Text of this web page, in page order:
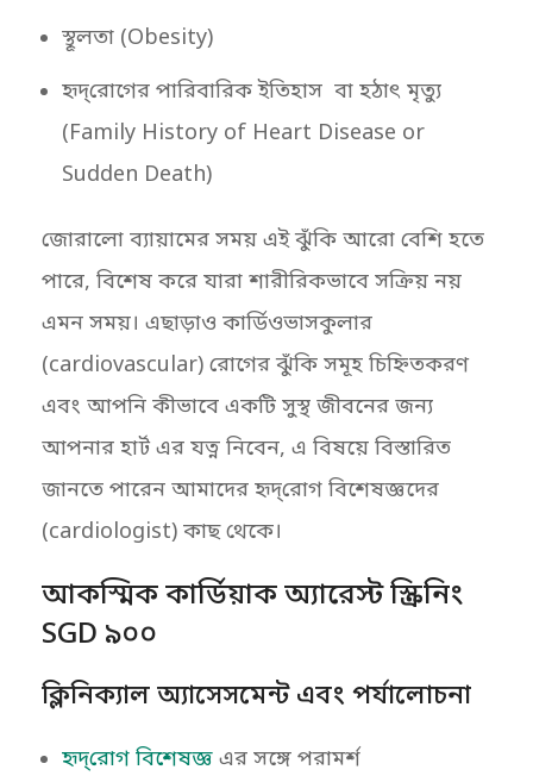
স্থূলতা (Obesity)
হৃদ্‌রোগের পারিবারিক ইতিহাস বা হঠাৎ মৃত্যু
(Family History of Heart Disease or
Sudden Death)
জোরালো ব্যায়ামের সময় এই ঝুঁকি আরো বেশি হতে
পারে, বিশেষ করে যারা শারীরিকভাবে সক্রিয় নয়
এমন সময়। এছাড়াও কার্ডিওভাসকুলার
(cardiovascular) রোগের ঝুঁকি সমূহ চিহ্নিতকরণ
এবং আপনি কীভাবে একটি সুস্থ জীবনের জন্য
আপনার হার্ট এর যত্ন নিবেন, এ বিষয়ে বিস্তারিত
জানতে পারেন আমাদের হৃদ্‌রোগ বিশেষজ্ঞদের
(cardiologist) কাছ থেকে।
আকস্মিক কার্ডিয়াক অ্যারেস্ট স্ক্রিনিং
SGD ৯০০
ক্লিনিক্যাল অ্যাসেসমেন্ট এবং পর্যালোচনা
হৃদ্‌রোগ বিশেষজ্ঞ এর সঙ্গে পরামর্শ